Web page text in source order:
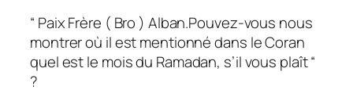
“ Paix Frère ( Bro ) Alban.Pouvez-vous nous
montrer où il est mentionné dans le Coran
quel est le mois du Ramadan, s’il vous plaît “
?